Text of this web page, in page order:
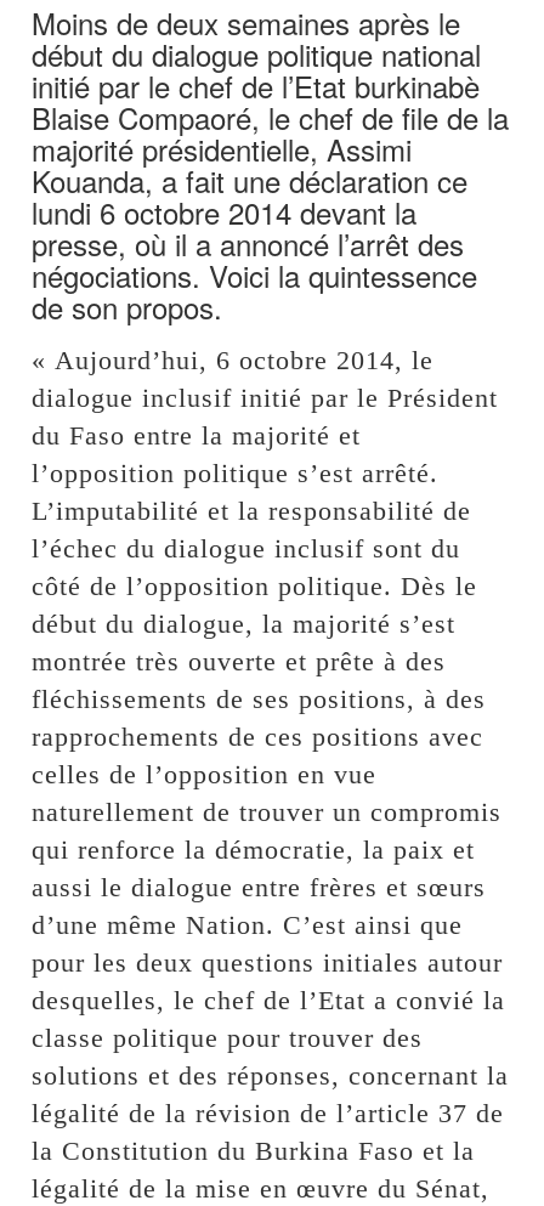
Moins de deux semaines après le
début du dialogue politique national
initié par le chef de l’Etat burkinabè
Blaise Compaoré, le chef de file de la
majorité présidentielle, Assimi
Kouanda, a fait une déclaration ce
lundi 6 octobre 2014 devant la
presse, où il a annoncé l’arrêt des
négociations. Voici la quintessence
de son propos.
« Aujourd’hui, 6 octobre 2014, le
dialogue inclusif initié par le Président
du Faso entre la majorité et
l’opposition politique s’est arrêté.
L’imputabilité et la responsabilité de
l’échec du dialogue inclusif sont du
côté de l’opposition politique. Dès le
début du dialogue, la majorité s’est
montrée très ouverte et prête à des
fléchissements de ses positions, à des
rapprochements de ces positions avec
celles de l’opposition en vue
naturellement de trouver un compromis
qui renforce la démocratie, la paix et
aussi le dialogue entre frères et sœurs
d’une même Nation. C’est ainsi que
pour les deux questions initiales autour
desquelles, le chef de l’Etat a convié la
classe politique pour trouver des
solutions et des réponses, concernant la
légalité de la révision de l’article 37 de
la Constitution du Burkina Faso et la
légalité de la mise en œuvre du Sénat,